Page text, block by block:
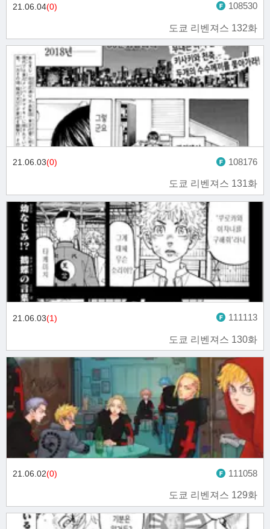
도쿄 리벤져스 132화
21.06.04(0) 108530
도쿄 리벤져스 131화
21.06.03(0) 108176
도쿄 리벤져스 130화
21.06.03(1) 111113
도쿄 리벤져스 129화
21.06.02(0) 111058